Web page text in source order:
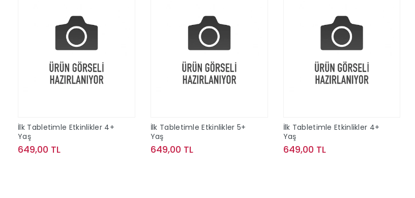
İlk Tabletimle Etkinlikler 4+
Yaş
649,00 TL
İlk Tabletimle Etkinlikler 5+
Yaş
649,00 TL
İlk Tabletimle Etkinlikler 4+
Yaş
649,00 TL